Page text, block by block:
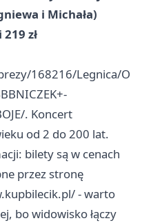
i Michała)
219 zł
168216/Legnica/O
. Koncert
od 2 do 200 lat.
bilety są w cenach
przez stronę
- warto
bo widowisko łączy